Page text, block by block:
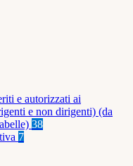
e autorizzati ai
e non dirigenti) (da
38
7